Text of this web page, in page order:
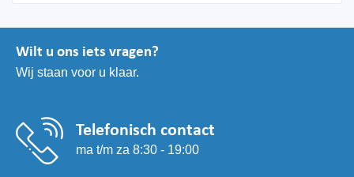
Wilt u ons iets vragen?
Wij staan voor u klaar.
Telefonisch contact
ma t/m za 8:30 - 19:00